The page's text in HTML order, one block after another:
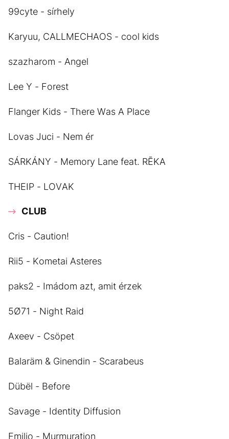
99cyte - sírhely
Karyuu, CALLMECHAOS - cool kids
szazharom - Angel
Lee Y - Forest
Flanger Kids - There Was A Place
Lovas Juci - Nem ér
SÁRKÁNY - Memory Lane feat. RĒKA
THEIP - LOVAK
CLUB
Cris - Caution!
Rii5 - Kometai Asteres
paks2 - Imádom azt, amit érzek
5Ø71 - Night Raid
Axeev - Csöpet
Balaräm & Ginendin - Scarabeus
Dübël - Before
Savage - Identity Diffusion
Emilio - Murmuration